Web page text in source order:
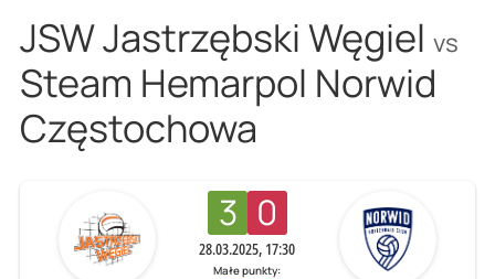
JSW Jastrzębski Węgiel vs
Steam Hemarpol Norwid
Częstochowa
3 0
28.03.2025, 17:30
Małe punkty: